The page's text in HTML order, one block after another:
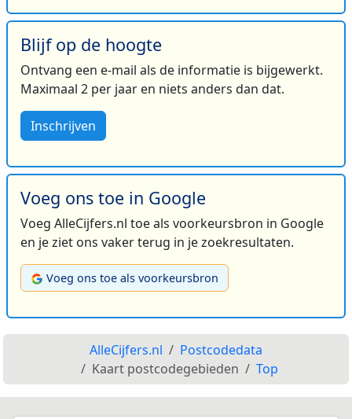
Blijf op de hoogte
Ontvang een e-mail als de informatie is bijgewerkt.
Maximaal 2 per jaar en niets anders dan dat.
Inschrijven
Voeg ons toe in Google
Voeg AlleCijfers.nl toe als voorkeursbron in Google
en je ziet ons vaker terug in je zoekresultaten.
Voeg ons toe als voorkeursbron
AlleCijfers.nl
Postcodedata
Kaart postcodegebieden
Top